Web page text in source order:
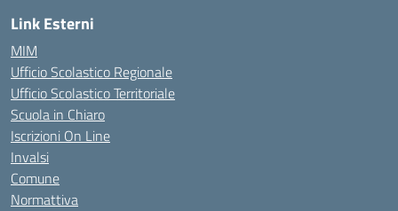
Link Esterni
MIM
Ufficio Scolastico Regionale
Ufficio Scolastico Territoriale
Scuola in Chiaro
Iscrizioni On Line
Invalsi
Comune
Normattiva